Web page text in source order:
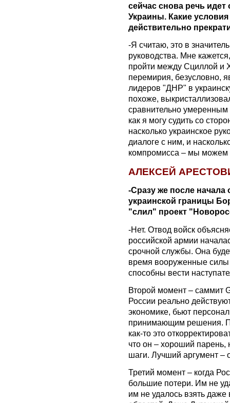
сейчас снова речь
Украины. Какие
действительно
-Я считаю, это в
руководства. Мне
пройти между Сциллой и
перемирия, безусловно,
лидеров "ДНР" в
похоже,
сравнительно
как я могу судить со
насколько украинское
диалоге с ним, и
компромисса – мы можем
АЛЕКСЕЙ
-Сразу же после начала
украинской границы
"слил" проект
-Нет. Отвод войск
российской армии
срочной службы. Она
время вооруженные силы
способны вести
Второй момент – саммит
России реально
экономике, бьют
принимающим решения.
как-то это
что он – хороший парень,
шаги. Лучший аргумент –
Третий момент – когда
большие потери. Им не
им не удалось взять